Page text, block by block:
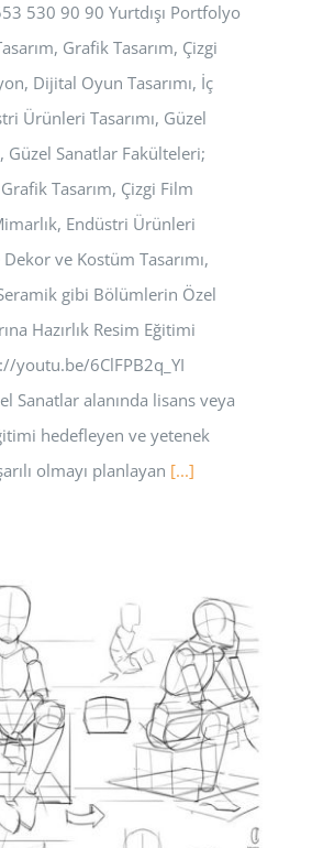
530 90 90 Yurtdışı Portfolyo
Grafik Tasarım, Çizgi
Dijital Oyun Tasarımı, İç
Ürünleri Tasarımı, Güzel
Güzel Sanatlar Fakülteleri;
Tasarım, Çizgi Film
Endüstri Ürünleri
Dekor ve Kostüm Tasarımı,
gibi Bölümlerin Özel
Hazırlık Resim Eğitimi
youtu.be/6ClFPB2q_YI
Sanatlar alanında lisans veya
hedefleyen ve yetenek
olmayı planlayan [...]